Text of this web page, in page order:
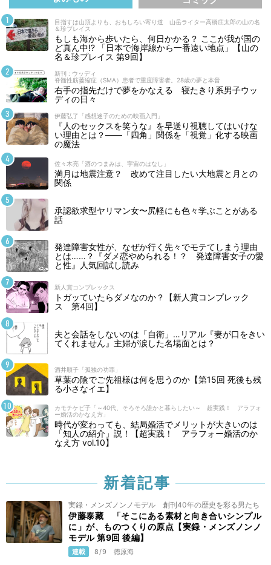
目指すは山頂よりも、おもしろい寄り道 山岳ライター高橋庄太郎の山の名
＆珍プレイス
もしも海から歩いたら、何日かかる？ ここが我が国の
ど真ん中!? 「日本で海岸線から一番遠い地点」【山の
名＆珍プレイス 第9回】
新刊 : ウッディ
脊髄性筋萎縮症（SMA）患者で重度障害者。28歳の夢と本音
右手の指先だけで夢をかなえる 寝たきり系男子ウッ
ディの日々
伊藤弘了「感想迷子のための映画入門」
『人のセックスを笑うな』を早送り視聴してはいけな
い理由とは？――「四角」関係を「視覚」化する映画
の魔法
佐々木亮「酒のつまみは、宇宙のはなし」
満月は地震注意？ 改めて注目したい大地震と月との
関係
承認欲求型ヤリマン女〜尻軽にも色々学ぶことがある
話
発達障害女性が、なぜか行く先々でモテてしまう理由
とは……？『ダメ恋やめられる！？ 発達障害女子の愛
と性』人気回試し読み
新人賞コンプレックス
トガッていたらダメなのか？【新人賞コンプレック
ス 第4回】
夫と会話をしないのは「自衛」…リアル『妻が口をきい
てくれません』主婦が涙した名場面とは？
酒井順子「孤独の功罪」
草葉の陰でご先祖様は何を思うのか【第15回 死後も残
る小さなイエ】
カモチケビ子「～40代、そろそろ誰かと暮らしたい～ 超実践！ アラフォ
ー婚活のかなえ方」
時代が変わっても、結局婚活でメリットが大きいのは
「知人の紹介」説！【超実践！ アラフォー婚活のか
なえ方 vol.10】
新着記事
実録・メンズノンノモデル 創刊40年の歴史を彩る男たち
伊藤泰藏 「そこにある素材と向き合いシンプル
に」が、ものつくりの原点【実録・メンズノンノ
モデル 第9回 後編】
連載 8/9 徳原海